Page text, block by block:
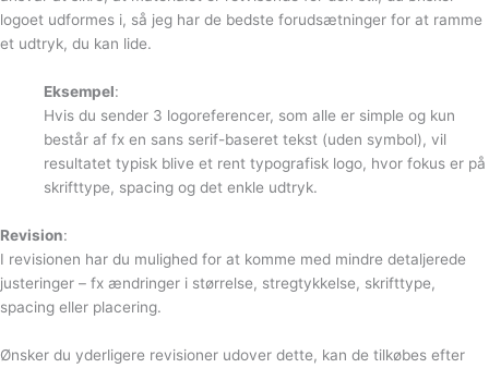
logoet udformes i, så jeg har de bedste forudsætninger for at ramme
et udtryk, du kan lide.
Eksempel:
Hvis du sender 3 logoreferencer, som alle er simple og kun
består af fx en sans serif-baseret tekst (uden symbol), vil
resultatet typisk blive et rent typografisk logo, hvor fokus er på
skrifttype, spacing og det enkle udtryk.
Revision:
I revisionen har du mulighed for at komme med mindre detaljerede
justeringer – fx ændringer i størrelse, stregtykkelse, skrifttype,
spacing eller placering.
Ønsker du yderligere revisioner udover dette, kan de tilkøbes efter